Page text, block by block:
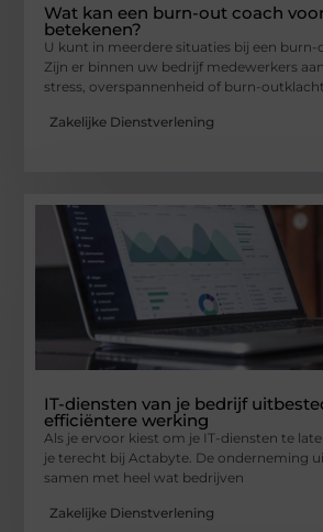
Wat kan een burn-out coach
betekenen?
U kunt in meerdere situaties bij een burn-
Zijn er binnen uw bedrijf medewerkers
stress, overspannenheid of burn-
Zakelijke Dienstverlening
IT-diensten van je bedrijf
efficiëntere werking
Als je ervoor kiest om je IT-diensten te
je terecht bij Actabyte. De onderneming
samen met heel wat bedrijven
Zakelijke Dienstverlening